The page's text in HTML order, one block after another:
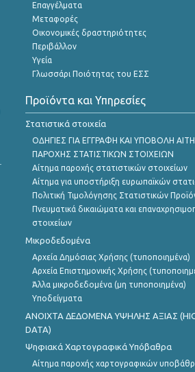
Επαγγέλματα
Μεταφορές
Οικονομικές δραστηριότητες
Περιβάλλον
Υγεία
Γλωσσάρι Ποιότητας του ΕΣΣ
Προϊόντα και Υπηρεσίες
Στατιστικά στοιχεία
ΟΔΗΓΙΕΣ ΓΙΑ ΕΓΓΡΑΦΗ ΚΑΙ ΥΠΟΒΟΛΗ
ΠΑΡΟΧΗΣ ΣΤΑΤΙΣΤΙΚΩΝ ΣΤΟΙΧΕΙΩΝ
Αίτημα παροχής στατιστικών στοιχείων
Αίτημα για υποστήριξη ευρωπαϊκών
Πολιτική Τιμολόγησης Στατιστικών
Πνευματικά δικαιώματα και
στοιχείων
Μικροδεδομένα
Αρχεία Δημόσιας Χρήσης (τυποποιημένα)
Αρχεία Επιστημονικής Χρήσης
Άλλα μικροδεδομένα (μη τυποποιημένα)
Υποδείγματα
ANOIXTA ΔΕΔΟΜΕΝΑ ΥΨΗΛΗΣ ΑΞΙΑΣ
DATA)
Ψηφιακά Χαρτογραφικά Υπόβαθρα
Αίτημα παροχής χαρτογραφικών